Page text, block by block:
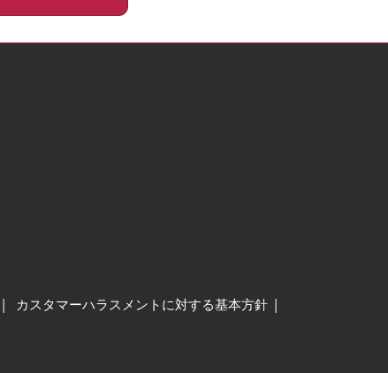
カスタマーハラスメントに対する基本方針